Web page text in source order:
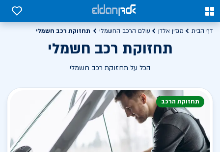
0
0
דף הבית מגזין אלדן עולם הרכב החשמלי תחזוקת רכב חשמלי
תחזוקת רכב חשמלי
הכל על תחזוקת רכב חשמלי
תחזוקת הרכב